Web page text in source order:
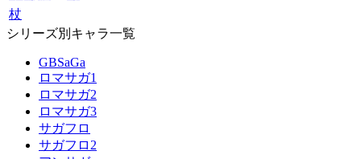
杖
シリーズ別キャラ一覧
GBSaGa
ロマサガ1
ロマサガ2
ロマサガ3
サガフロ
サガフロ2